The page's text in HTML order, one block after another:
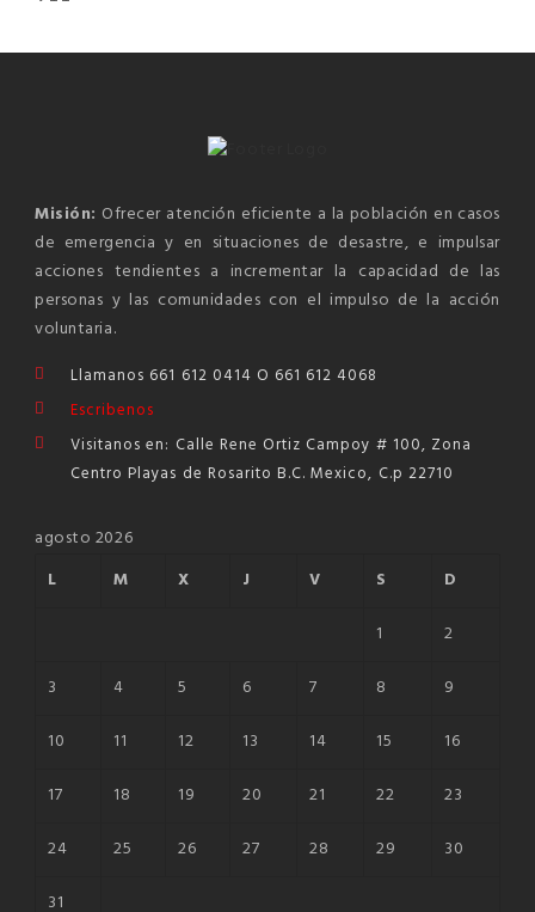
Misión: Ofrecer atención eficiente a la población en casos
de emergencia y en situaciones de desastre, e impulsar
acciones tendientes a incrementar la capacidad de las
personas y las comunidades con el impulso de la acción
voluntaria.
Llamanos 661 612 0414 O 661 612 4068
Escribenos
Visitanos en: Calle Rene Ortiz Campoy # 100, Zona
Centro Playas de Rosarito B.C. Mexico, C.p 22710
agosto 2026
L
M X J V S
D
1
2
3
4 5 6 7 8
9
10
11 12 13 14 15
16
17
18 19 20 21 22
23
24
25 26 27 28 29
30
31